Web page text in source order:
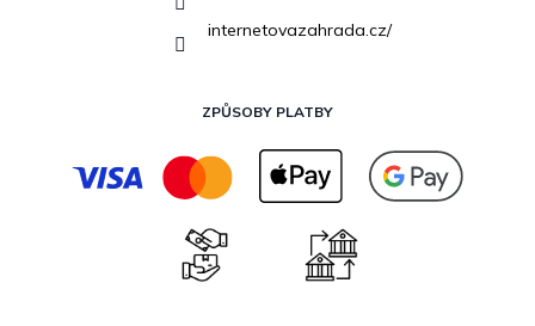
internetovazahrada.cz/
ZPŮSOBY PLATBY